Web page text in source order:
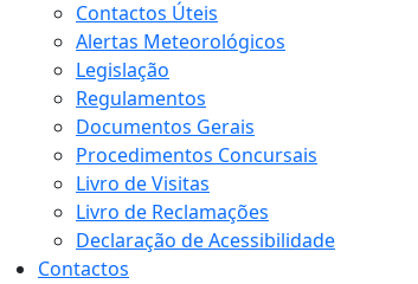
Contactos Úteis
Alertas Meteorológicos
Legislação
Regulamentos
Documentos Gerais
Procedimentos Concursais
Livro de Visitas
Livro de Reclamações
Declaração de Acessibilidade
Contactos